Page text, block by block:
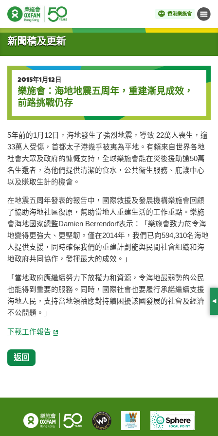
香港樂施會 目錄
開始主要內容
新聞稿及更新
2015年1月12日
樂施會：海地地震五周年，重建漸見成效，
前路挑戰仍存
5年前的1月12日，海地發生了強烈地震，導致 22萬人喪生，逾
33萬人受傷，首都太子港幾乎被夷為平地。有賴來自世界各地
社會大眾及政府的慷慨支持，全球樂施會能在災後援助逾50萬
名生還者，為他們提供清潔的食水，公共衞生服務、庇護中心
以及賺取生計的機會。
在地震五周年發表的報告中，國際救援及發展機構樂施會回顧
了協助海地社區復原，幫助當地人重建生活的工作重點。樂施
會海地國家總監Damien Berrendorf表示：「樂施會致力於令海
地變得更強大、更堅韌。僅在2014年，我們已向594,310名海地
人提供支援，同時確保我們的重建計劃能與民間社會組織和海
地政府共同協作，發揮最大的成效。」
「當地政府應繼續努力下放權力和資源，令海地最弱勢的公民
也能得到重要的服務。同時，國際社會也要履行承諾繼續支援
海地人民，支持當地領袖應對持續困擾該國發展的社會及經濟
不公問題。」
下載工作報告
返回